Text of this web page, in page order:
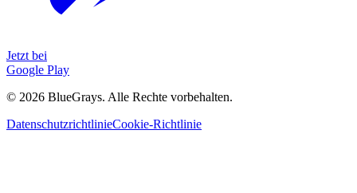
Jetzt bei
Google Play
© 2026 BlueGrays. Alle Rechte vorbehalten.
DatenschutzrichtlinieCookie-Richtlinie